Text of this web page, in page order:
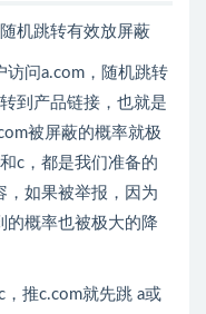
机跳转有效放屏蔽
访问a.com，随机跳转
到产品链接，也就是
被屏蔽的概率就极
c，都是我们准备的
，如果被举报，因为
的概率也被极大的降
，推c.com就先跳 a或